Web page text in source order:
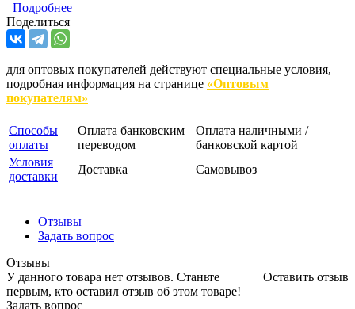
Подробнее
Поделиться
для оптовых покупателей действуют специальные условия,
подробная информация на странице «Оптовым
покупателям»
Способы
оплаты
Оплата банковским
переводом
Оплата наличными /
банковской картой
Условия
доставки
Доставка Самовывоз
Отзывы
Задать вопрос
Отзывы
Оставить отзыв
У данного товара нет отзывов. Станьте
первым, кто оставил отзыв об этом товаре!
Задать вопрос